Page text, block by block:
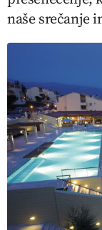
naše srečanje